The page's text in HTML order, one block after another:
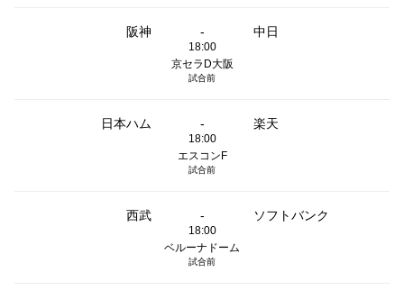
阪神 - 中日
18:00
京セラD大阪
試合前
日本ハム - 楽天
18:00
エスコンF
試合前
西武 - ソフトバンク
18:00
ベルーナドーム
試合前